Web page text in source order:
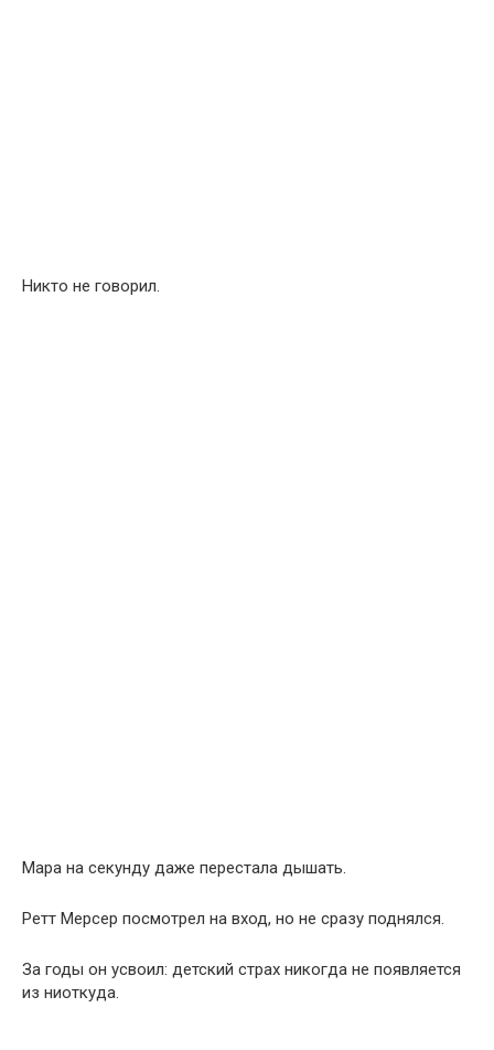
Никто не говорил.
Мара на секунду даже перестала дышать.
Ретт Мерсер посмотрел на вход, но не сразу поднялся.
За годы он усвоил: детский страх никогда не появляется
из ниоткуда.